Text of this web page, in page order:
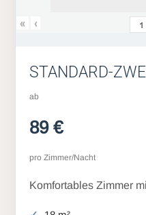
« ‹
STANDARD-
ab
89 €
pro Zimmer/Nacht
Komfortables Zimmer